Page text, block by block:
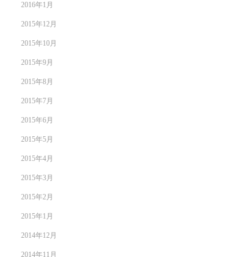
2016年1月
2015年12月
2015年10月
2015年9月
2015年8月
2015年7月
2015年6月
2015年5月
2015年4月
2015年3月
2015年2月
2015年1月
2014年12月
2014年11月